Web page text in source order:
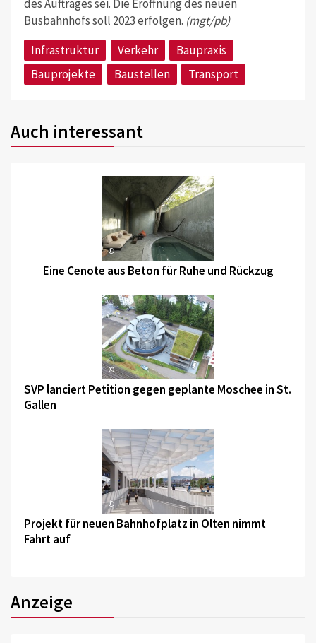
des Auftrages sei. Die Eröffnung des neuen
Busbahnhofs soll 2023 erfolgen. (mgt/pb)
Infrastruktur
Verkehr
Baupraxis
Bauprojekte
Baustellen Transport
Auch interessant
©
Eine Cenote aus Beton für Ruhe und Rückzug
©
SVP lanciert Petition gegen geplante Moschee in St.
Gallen
©
Projekt für neuen Bahnhofplatz in Olten nimmt
Fahrt auf
Anzeige